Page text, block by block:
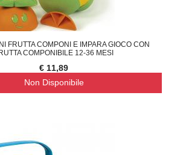
FRUTTA COMPONI E IMPARA GIOCO CON
COMPONIBILE 12-36 MESI
€ 11,89
Non Disponibile